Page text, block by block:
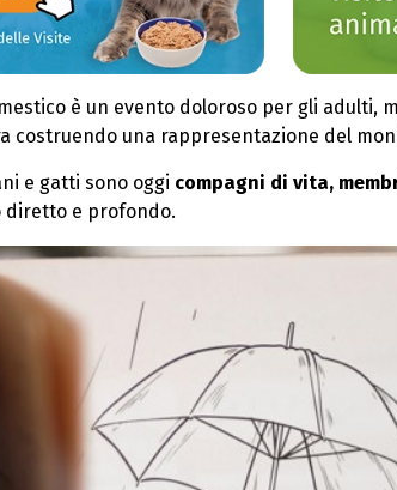
è un evento doloroso per gli adulti,
costruendo una rappresentazione del
e gatti sono oggi compagni di vita,
diretto e profondo.